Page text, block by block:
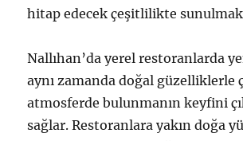
hitap edecek çeşitlilikte
Nallıhan’da yerel restoranlarda
aynı zamanda doğal güzelliklerle
atmosferde bulunmanın keyfini
sağlar. Restoranlara yakın doğa